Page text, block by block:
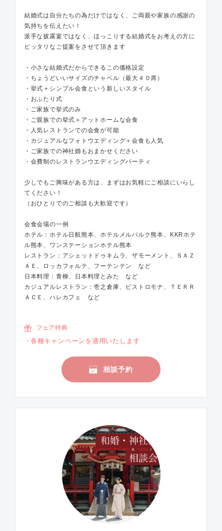
結婚式は自分たちの為だけではなく、ご両親や家族の感謝の
気持ちを伝えたい！
派手な披露宴ではなく、ほっこりする結婚式をお考えの方に
ピッタリなご提案をさせて頂きます
・小さな結婚式だからできるこの価格設定
・ちょうどいいサイズのチャペル（最大４０席）
・挙式＋シンプル会食という新しいスタイル
・おふたり式
・ご家族で挙式のみ
・ご親族での挙式＋アットホームな会食
・人気レストランでの会食が可能
・カジュアルなフォトウエディング＋会食も人気
・ご家族での神社婚もおまかせください
・会費制のレストランウエディングパーティ
少しでもご興味がある方は、まずはお気軽にご相談にいらし
てください！
（おひとりでのご相談も大歓迎です）
会食会場の一例
ホテル：ホテル日航熊本、ホテルメルパルク熊本、KKRホテ
ル熊本、ワンステーションホテル熊本
レストラン：アシェットドゥキムラ、ザモーメント、ＳＡＺ
ＡＥ、ロッカフォルテ、フーテンテン など
日本料理：青柳、日本料理とみた など
カジュアルレストラン：壱之倉庫、ビストロモナ、ＴＥＲＲ
ＡＣＥ、ハレカフェ など
フェア特典
各種キャンペーンを適用いたします
相談予約